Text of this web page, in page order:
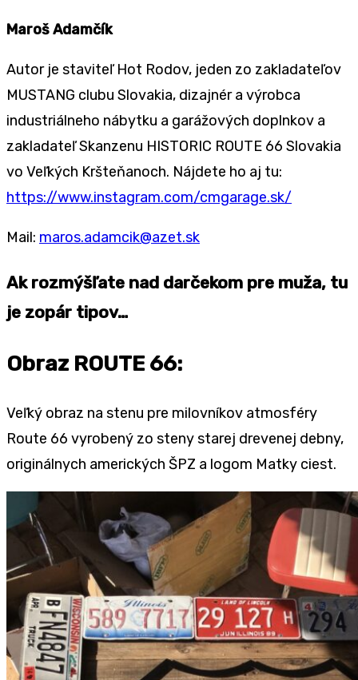
Maroš Adamčík
Autor je staviteľ Hot Rodov, jeden zo zakladateľov
MUSTANG clubu Slovakia, dizajnér a výrobca
industriálneho nábytku a garážových doplnkov a
zakladateľ Skanzenu HISTORIC ROUTE 66 Slovakia
vo Veľkých Kršteňanoch. Nájdete ho aj tu:
https://www.instagram.com/cmgarage.sk/
Mail: maros.adamcik@azet.sk
Ak rozmýšľate nad darčekom pre muža, tu
je zopár tipov…
Obraz ROUTE 66:
Veľký obraz na stenu pre milovníkov atmosféry
Route 66 vyrobený zo steny starej drevenej debny,
originálnych amerických ŠPZ a logom Matky ciest.